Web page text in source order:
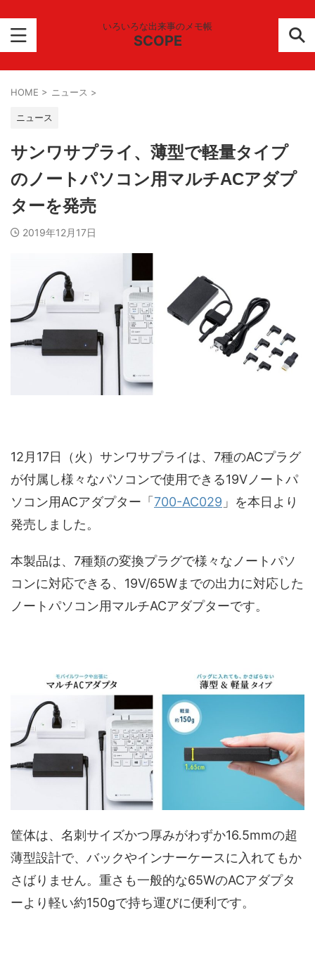
いろいろな出来事のメモ帳
SCOPE
HOME > ニュース >
ニュース
サンワサプライ、薄型で軽量タイプ
のノートパソコン用マルチACアダプ
ターを発売
2019年12月17日
12月17日（火）サンワサプライは、7種のACプラグ
が付属し様々なパソコンで使用できる19Vノートパ
ソコン用ACアダプター「 700-AC029 」を本日より
発売しました。
本製品は、7種類の変換プラグで様々なノートパソ
コンに対応できる、19V/65Wまでの出力に対応した
ノートパソコン用マルチACアダプターです。
筐体は、名刺サイズかつ厚みがわずか16.5mmの超
薄型設計で、バックやインナーケースに入れてもか
さばりません。重さも一般的な65WのACアダプタ
ーより軽い約150gで持ち運びに便利です。